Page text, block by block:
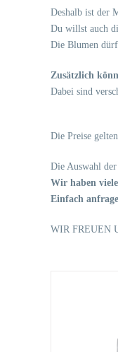
Deshalb ist der
Du willst auch
Die Blumen
Zusätzlich
Dabei sind
Die Preise
Die Auswahl
Wir haben
Einfach
WIR FREUEN